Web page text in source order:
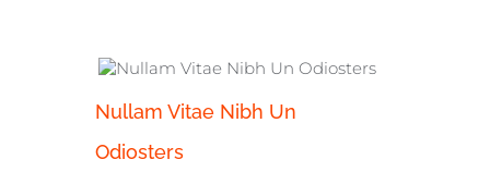
Nullam Vitae Nibh Un
Odiosters